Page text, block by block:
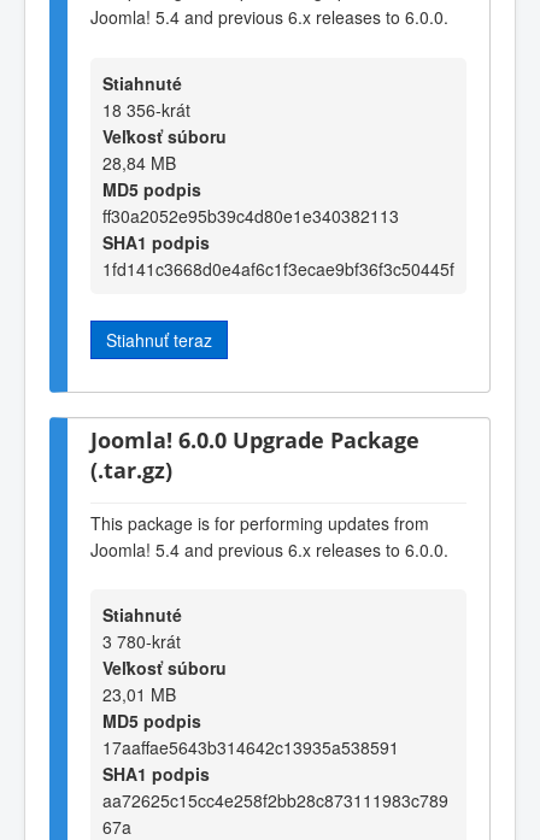
Joomla! 5.4 and previous 6.x releases to 6.0.0.
Stiahnuté
18 356-krát
Veľkosť súboru
28,84 MB
MD5 podpis
ff30a2052e95b39c4d80e1e340382113
SHA1 podpis
1fd141c3668d0e4af6c1f3ecae9bf36f3c50445f
Stiahnuť teraz
Joomla! 6.0.0 Upgrade Package
(.tar.gz)
This package is for performing updates from
Joomla! 5.4 and previous 6.x releases to 6.0.0.
Stiahnuté
3 780-krát
Veľkosť súboru
23,01 MB
MD5 podpis
17aaffae5643b314642c13935a538591
SHA1 podpis
aa72625c15cc4e258f2bb28c873111983c789
67a